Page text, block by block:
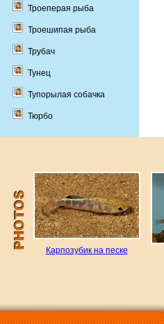
Троеперая рыба
Троешипая рыба
Трубач
Тунец
Тупорылая собачка
Тюрбо
Карпозубик на песке